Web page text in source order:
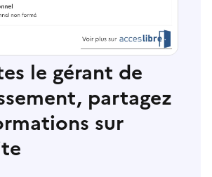
le gérant de
partagez
sur